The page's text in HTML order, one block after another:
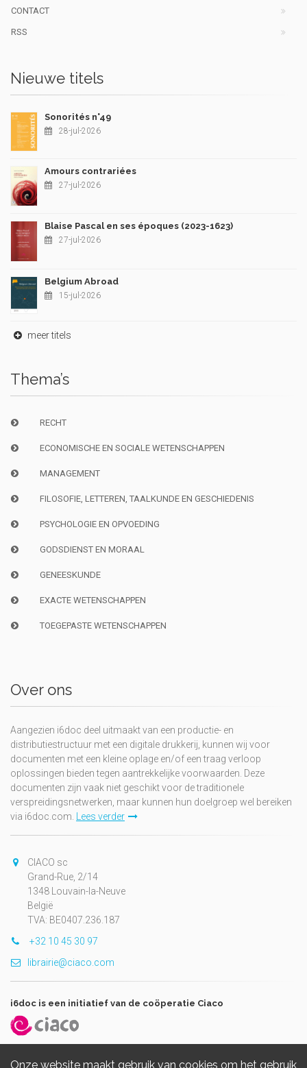
Onze website maakt gebruik van cookies om het gebruik
CONTACT
RSS
Nieuwe titels
Sonorités n°49
28-jul-2026
Amours contrariées
27-jul-2026
Blaise Pascal en ses époques (2023-1623)
27-jul-2026
Belgium Abroad
15-jul-2026
meer titels
Thema’s
RECHT
ECONOMISCHE EN SOCIALE WETENSCHAPPEN
MANAGEMENT
FILOSOFIE, LETTEREN, TAALKUNDE EN GESCHIEDENIS
PSYCHOLOGIE EN OPVOEDING
GODSDIENST EN MORAAL
GENEESKUNDE
EXACTE WETENSCHAPPEN
TOEGEPASTE WETENSCHAPPEN
Over ons
Aangezien i6doc deel uitmaakt van een productie- en
distributiestructuur met een digitale drukkerij, kunnen wij voor
documenten met een kleine oplage en/of een traag verloop
oplossingen bieden tegen aantrekkelijke voorwaarden. Deze
documenten zijn vaak niet geschikt voor de traditionele
verspreidingsnetwerken, maar kunnen hun doelgroep wel bereiken
via i6doc.com.
Lees verder
CIACO sc
Grand-Rue, 2/14
1348 Louvain-la-Neuve
België
TVA: BE0407.236.187
+32 10 45 30 97
librairie@ciaco.com
i6doc is een initiatief van de coöperatie Ciaco